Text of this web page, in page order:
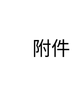
附件